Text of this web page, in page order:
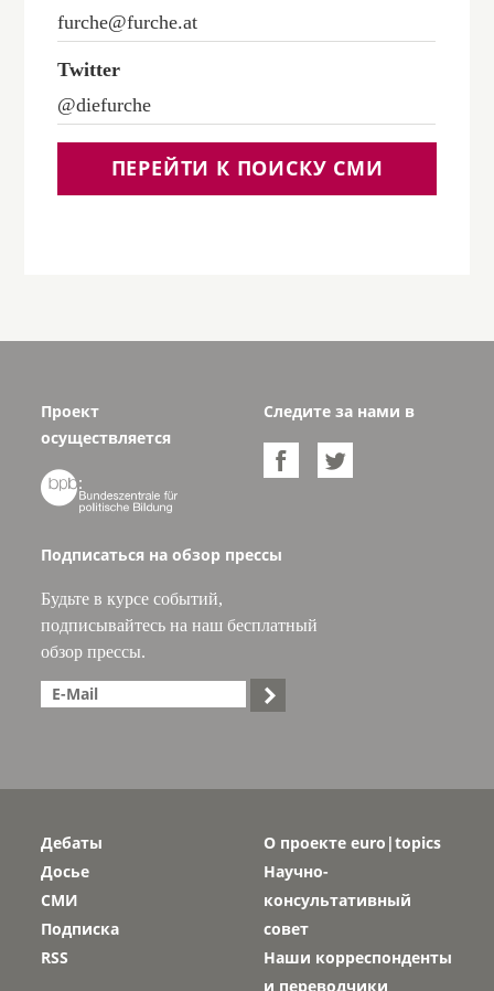
furche@furche.at
Twitter
@diefurche
ПЕРЕЙТИ К ПОИСКУ СМИ
Проект
осуществляется

Следите за нами в
 
Подписаться на обзор прессы
Будьте в курсе событий,
подписывайтесь на наш бесплатный
обзор прессы.

Дебаты
Досье
СМИ
Подписка
RSS
О проекте euro|topics
Научно-
консультативный
совет
Наши корреспонденты
и переводчики